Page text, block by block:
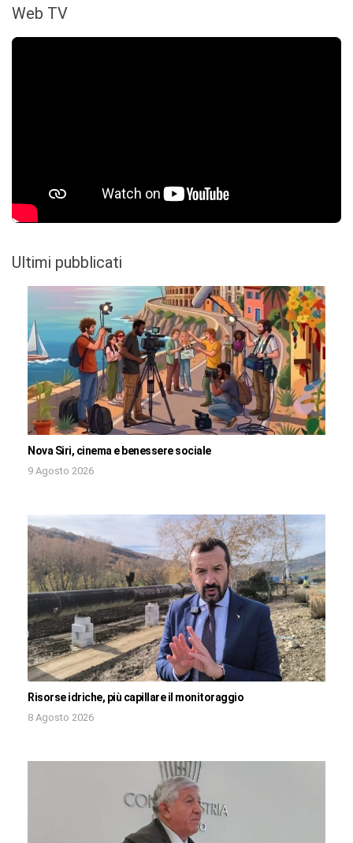
Web TV
Ultimi pubblicati
Nova Siri, cinema e benessere sociale
9 Agosto 2026
Risorse idriche, più capillare il monitoraggio
8 Agosto 2026